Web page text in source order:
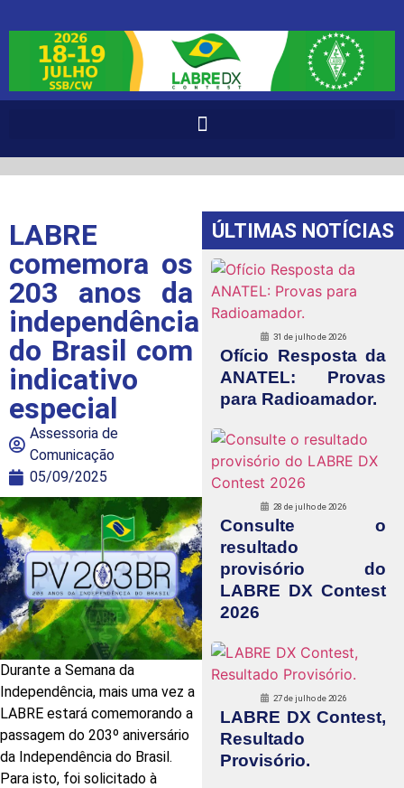
LABRE
comemora os
203 anos da
independência
do Brasil com
indicativo
especial
Assessoria de
Comunicação
05/09/2025
Durante a Semana da
Independência, mais uma vez a
LABRE estará comemorando a
passagem do 203º aniversário
da Independência do Brasil.
Para isto, foi solicitado à
ÚLTIMAS NOTÍCIAS
31 de julho de 2026
Ofício Resposta da
ANATEL: Provas
para Radioamador.
28 de julho de 2026
Consulte o
resultado
provisório do
LABRE DX Contest
2026
27 de julho de 2026
LABRE DX Contest,
Resultado
Provisório.